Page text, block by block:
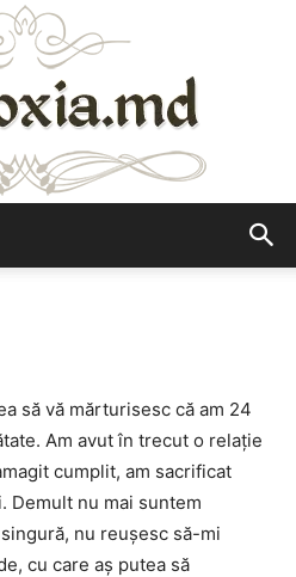
să vă mărturisesc că am 24
Am avut în trecut o relație
cumplit, am sacrificat
Demult nu mai suntem
nu reușesc să-mi
cu care aș putea să